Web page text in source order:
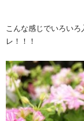
こんな感じでいろい
レ！！！